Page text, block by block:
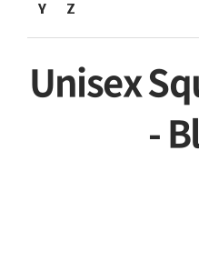
Y
Z
Unisex
-